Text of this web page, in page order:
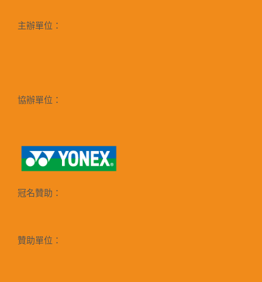
主辦單位：
協辦單位：
冠名贊助：
贊助單位：